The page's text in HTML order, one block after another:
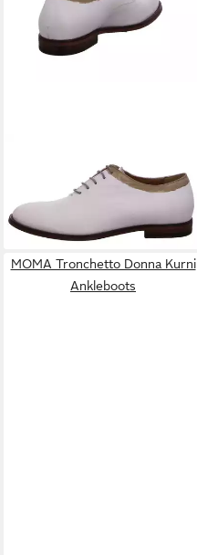
Schnürschuh
335,00 €
MOMA Tronchetto Donna Kurni
Ankleboots